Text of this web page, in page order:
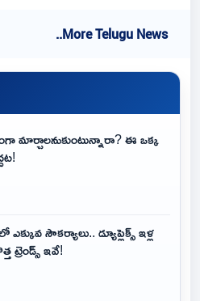
..More Telugu News
మార్చాలనుకుంటున్నారా? ఈ ఒక్క
ఎక్కువ సౌకర్యాలు.. డ్యూప్లెక్స్ ఇళ్ల
ట్రెండ్స్ ఇవే!